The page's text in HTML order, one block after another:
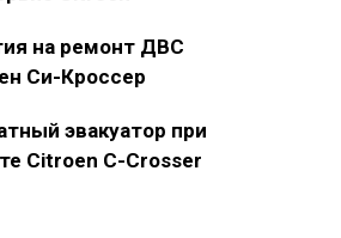
на ремонт ДВС
Си-Кроссер
эвакуатор при
Citroen C-Crosser